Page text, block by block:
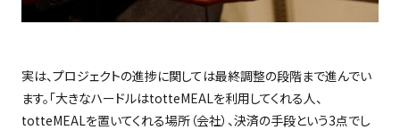
実は、プロジェクトの進捗に関しては最終調整の段階まで進んでい
ます。「大きなハードルはtotteMEALを利用してくれる人、
totteMEALを置いてくれる場所（会社）、決済の手段という3点でし